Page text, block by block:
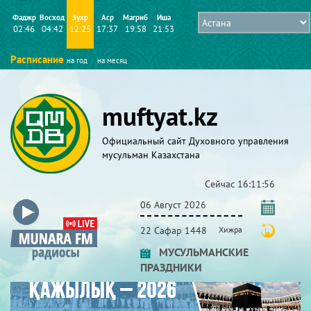
Фаджр
02:46
Восход
04:42
Зухр
12:25
Аср
17:37
Магриб
19:58
Иша
21:53
Расписание на год на месяц
muftyat.kz
Официальный сайт Духовного управления
мусульман Казахстана
Сейчас 16:11:57
06 Август 2026
22 Сафар 1448 Хижра
МУСУЛЬМАНСКИЕ
ПРАЗДНИКИ